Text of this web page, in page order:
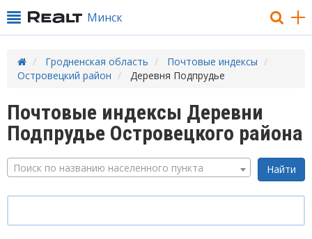
Минск
Гродненская область
Почтовые индексы
Островецкий район
Деревня Подпрудье
Почтовые индексы Деревни
Подпрудье Островецкого района
Поиск по названию населенного пункта